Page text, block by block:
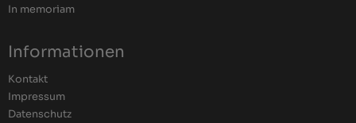
In memoriam
Informationen
Kontakt
Impressum
Datenschutz